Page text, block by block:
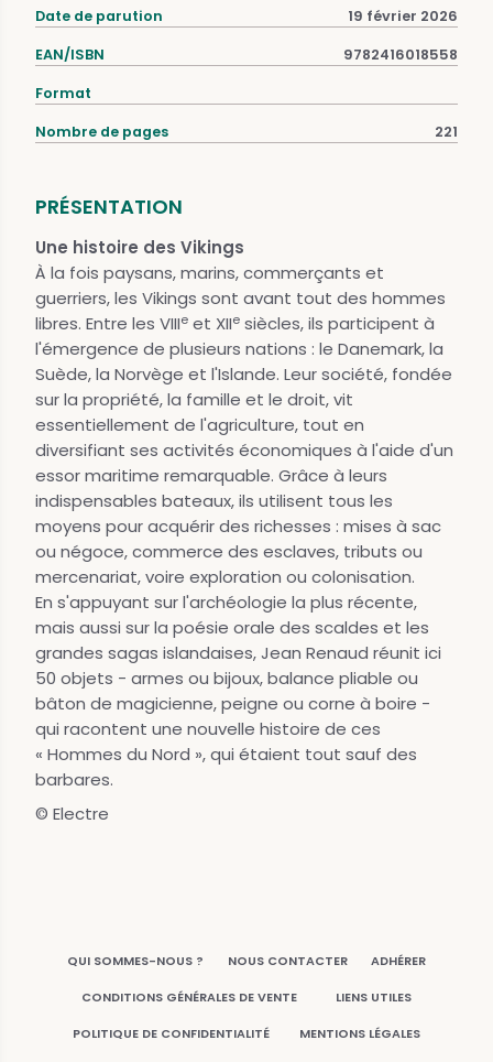
Date de parution 19 février 2026
EAN/ISBN 9782416018558
Format
Nombre de pages 221
PRÉSENTATION
Une histoire des Vikings
À la fois paysans, marins, commerçants et
guerriers, les Vikings sont avant tout des hommes
libres. Entre les VIIIe et XIIe siècles, ils participent à
l'émergence de plusieurs nations : le Danemark, la
Suède, la Norvège et l'Islande. Leur société, fondée
sur la propriété, la famille et le droit, vit
essentiellement de l'agriculture, tout en
diversifiant ses activités économiques à l'aide d'un
essor maritime remarquable. Grâce à leurs
indispensables bateaux, ils utilisent tous les
moyens pour acquérir des richesses : mises à sac
ou négoce, commerce des esclaves, tributs ou
mercenariat, voire exploration ou colonisation.
En s'appuyant sur l'archéologie la plus récente,
mais aussi sur la poésie orale des scaldes et les
grandes sagas islandaises, Jean Renaud réunit ici
50 objets - armes ou bijoux, balance pliable ou
bâton de magicienne, peigne ou corne à boire -
qui racontent une nouvelle histoire de ces
« Hommes du Nord », qui étaient tout sauf des
barbares.
© Electre
QUI SOMMES-NOUS ? NOUS CONTACTER ADHÉRER
CONDITIONS GÉNÉRALES DE VENTE LIENS UTILES
POLITIQUE DE CONFIDENTIALITÉ MENTIONS LÉGALES